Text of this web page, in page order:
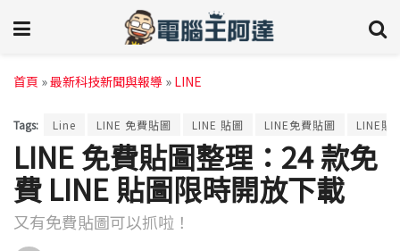
首頁 »最新科技新聞與報導 » LINE
Tags: Line LINE 免費貼圖 LINE 貼圖 LINE免費貼圖 LINE貼
LINE 免費貼圖整理：24 款免
費 LINE 貼圖限時開放下載
又有免費貼圖可以抓啦！